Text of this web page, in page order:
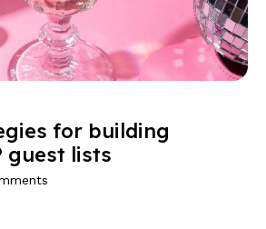
for building
guest lists